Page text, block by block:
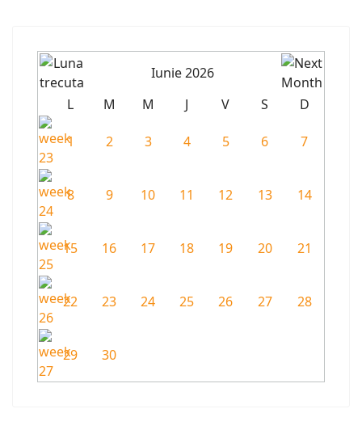
Iunie 2026
L
M M J V S D
1 2 3 4 5 6 7
8 9 10 11 12 13 14
15 16 17 18 19 20 21
22 23 24 25 26 27 28
29 30